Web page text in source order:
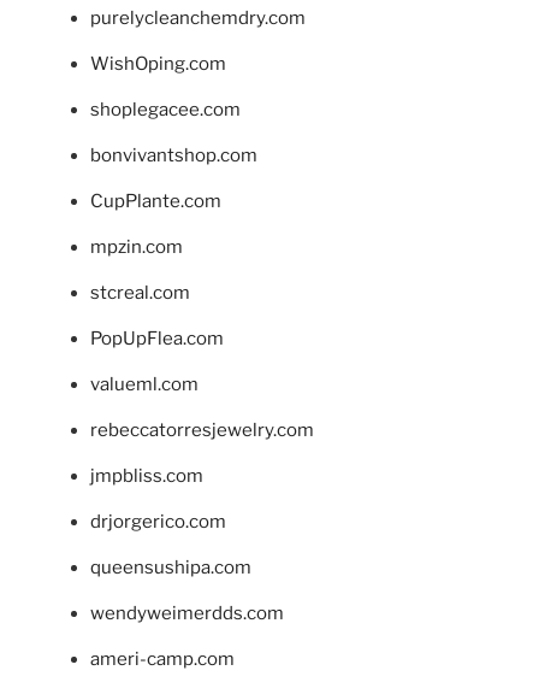
purelycleanchemdry.com
WishOping.com
shoplegacee.com
bonvivantshop.com
CupPlante.com
mpzin.com
stcreal.com
PopUpFlea.com
valueml.com
rebeccatorresjewelry.com
jmpbliss.com
drjorgerico.com
queensushipa.com
wendyweimerdds.com
ameri-camp.com